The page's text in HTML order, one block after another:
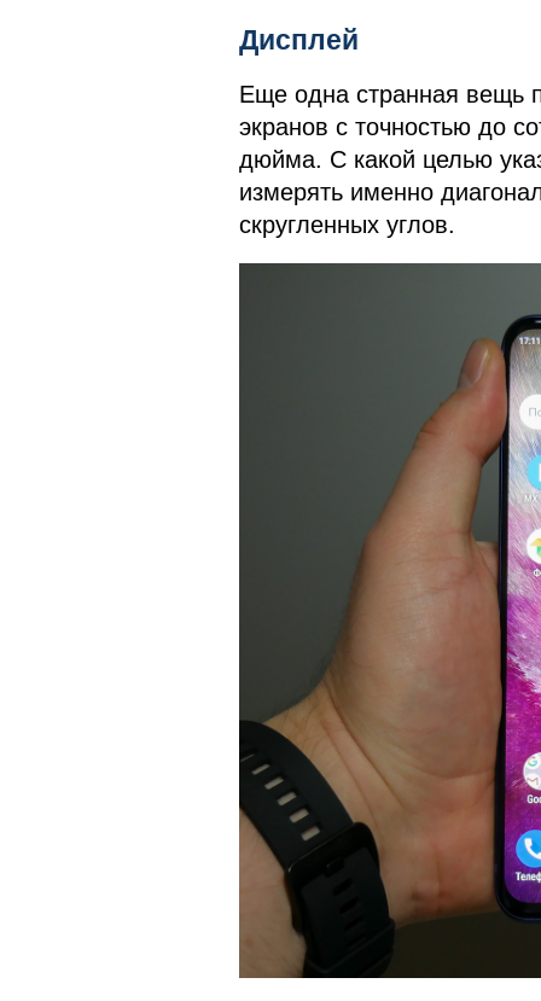
Дисплей
Еще одна странная вещь
экранов с точностью до
дюйма. С какой целью
измерять именно
скругленных углов.